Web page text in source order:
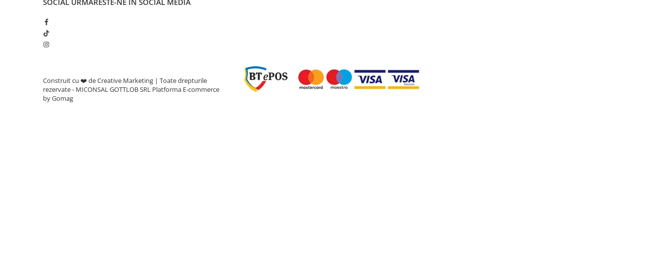
Tratament seminte
Culturi BIO
Pompe de apa si hidrofoare
SOCIAL URMARESTE-NE IN SOCIAL MEDIA
Construit cu ❤️ de Creative Marketing | Toate drepturile
rezervate - MICONSAL GOTTLOB SRL Platforma E-commerce
by Gomag